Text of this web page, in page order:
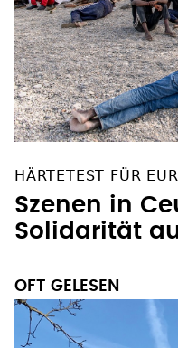
HÄRTETEST FÜR
Szenen in
Solidarität
OFT GELESEN